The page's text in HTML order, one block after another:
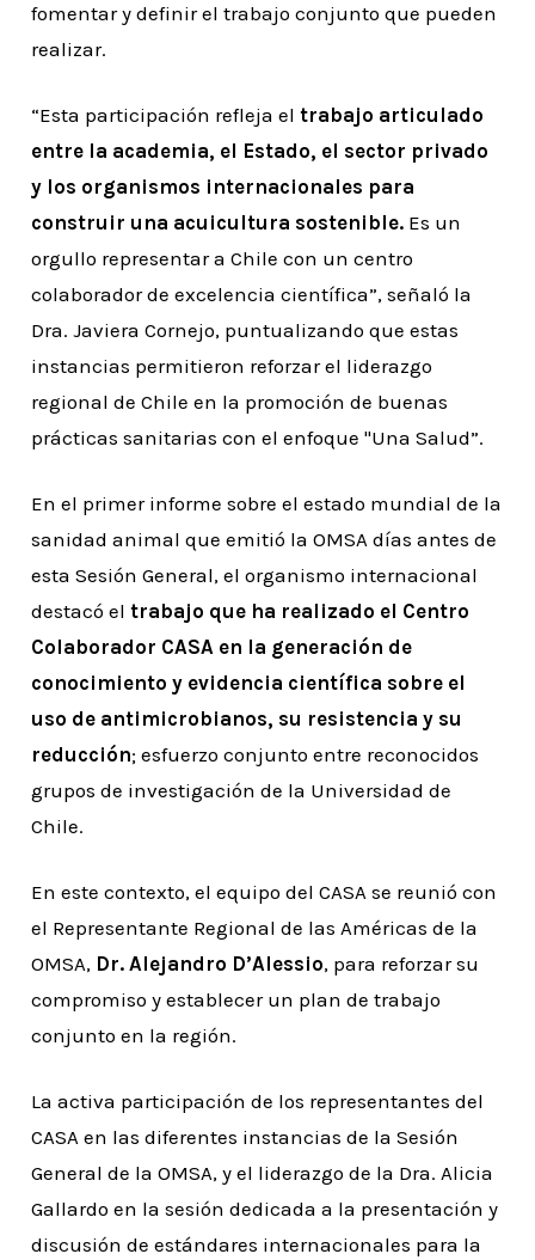
fomentar y definir el trabajo conjunto que pueden
realizar.
“Esta participación refleja eltrabajo articulado
entre la academia, el Estado, el sector privado
y los organismos internacionales para
construir una acuicultura sostenible. Es un
orgullo representar a Chile con un centro
colaborador de excelencia científica”, señaló la
Dra. Javiera Cornejo, puntualizando que estas
instancias permitieron reforzar el liderazgo
regional de Chile en la promoción de buenas
prácticas sanitarias con el enfoque "Una Salud”.
En el primer informe sobre el estado mundial de la
sanidad animal que emitió la OMSA días antes de
esta Sesión General, el organismo internacional
destacó eltrabajo que ha realizado el Centro
Colaborador CASA en la generación de
conocimiento y evidencia científica sobre el
uso de antimicrobianos, su resistencia y su
reducción; esfuerzo conjunto entre reconocidos
grupos de investigación de la Universidad de
Chile.
En este contexto, el equipo del CASA se reunió con
el Representante Regional de las Américas de la
OMSA, Dr. Alejandro D’Alessio, para reforzar su
compromiso y establecer un plan de trabajo
conjunto en la región.
La activa participación de los representantes del
CASA en las diferentes instancias de la Sesión
General de la OMSA, y el liderazgo de la Dra. Alicia
Gallardo en la sesión dedicada a la presentación y
discusión de estándares internacionales para la